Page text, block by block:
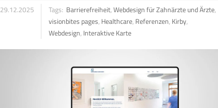
29.12.2025 Tags: Barrierefreiheit,Webdesign für Zahnärzte und Ärzte,
visionbites pages, Healthcare, Referenzen, Kirby,
Webdesign, Interaktive Karte